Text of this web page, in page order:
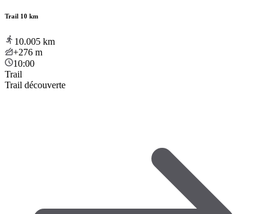
Trail 10 km
10.005 km
+276 m
10:00
Trail
Trail découverte